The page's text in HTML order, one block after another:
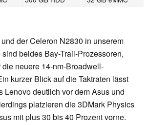
der Celeron N2830 in unserem
beides Bay-Trail-Prozessoren,
neuere 14-nm-Broadwell-
kurzer Blick auf die Taktraten lässt
Lenovo deutlich vor dem Asus und
platzieren die 3DMark Physics
mit plus 30 bis 40 Prozent vorne.